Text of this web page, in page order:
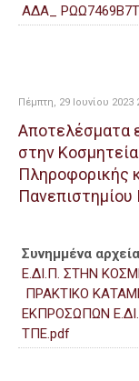
ΑΔΑ_
Πέμπτη, 29 Ιουνίου 2023
Αποτελέσματα
στην
Πληροφορικής
Πανεπιστημίου
Συνημμένα
Ε.ΔΙ.Π. ΣΤΗΝ
ΠΡΑΚΤΙΚΟ
ΕΚΠΡΟΣΩΠΩΝ
ΤΠΕ.pdf